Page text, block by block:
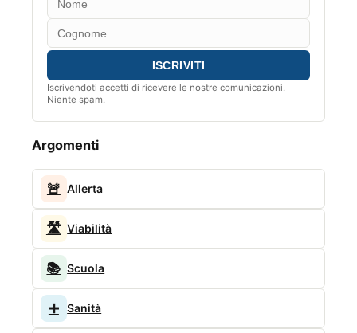
Iscrivendoti accetti di ricevere le nostre comunicazioni.
Niente spam.
Argomenti
🚨 Allerta
🛣️ Viabilità
📚 Scuola
➕ Sanità